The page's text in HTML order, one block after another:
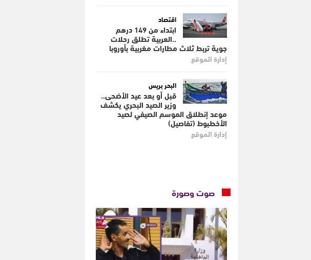
اقتصاد
ابتداء من 149 درهم
..العربية تطلق رحلات
جوية تربط ثلاث مطارات مغربية بأوروبا
إدارة الموقع
البحر بريس
قبل أو بعد عيد الأضحى..
وزير الصيد البحري يكشف
موعد إنطلاق الموسم الصيفي لصيد
الأخطبوط (تفاصيل)
إدارة الموقع
صوت وصورة